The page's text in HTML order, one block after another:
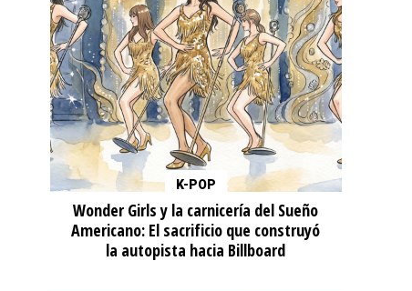
K-POP
Wonder Girls y la carnicería del Sueño
Americano: El sacrificio que construyó
la autopista hacia Billboard